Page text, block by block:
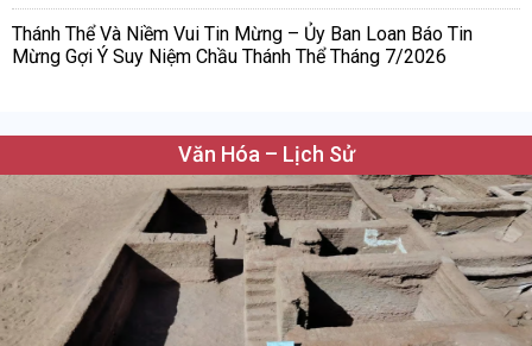
Thánh Thể Và Niềm Vui Tin Mừng – Ủy Ban Loan Báo Tin
Mừng Gợi Ý Suy Niệm Chầu Thánh Thể Tháng 7/2026
Văn Hóa – Lịch Sử